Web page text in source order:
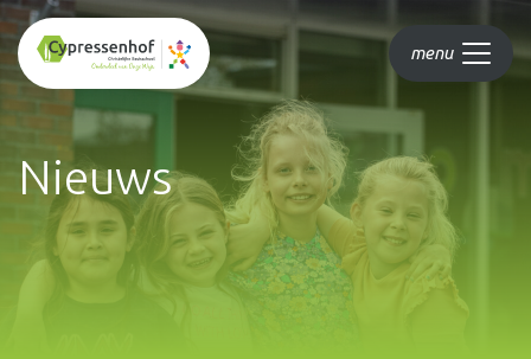
menu
Nieuws